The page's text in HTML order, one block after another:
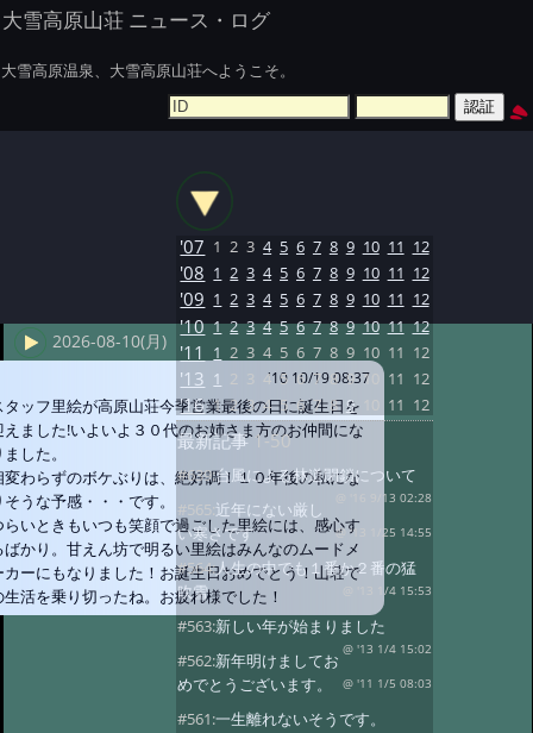
大雪高原山荘 ニュース・ログ
大雪高原温泉、大雪高原山荘へようこそ。
2026-08-10(月)
'10 10/19 08:37
タッフ里絵が高原山荘今季営業最後の日に誕生日を
えました!いよいよ３０代のお姉さま方のお仲間にな
した。
変わらずのボケぶりは、絶好調！１０年後の私にな
そうな予感・・・です。
らいときもいつも笑顔で過ごした里絵には、感心す
ばかり。甘えん坊で明るい里絵はみんなのムードメ
カーにもなりました！お誕生日おめでとう！山荘で
生活を乗り切ったね。お疲れ様でした！
'07 1 2 3 4 5 6 7 8 9 10 11 12
'08 1 2 3 4 5 6 7 8 9 10 11 12
'09 1 2 3 4 5 6 7 8 9 10 11 12
'10 1 2 3 4 5 6 7 8 9 10 11 12
'11 1 2 3 4 5 6 7 8 9 10 11 12
'13 1 2 3 4 5 6 7 8 9 10 11 12
'16 1 2 3 4 5 6 7 8 9 11 12
最新記事1-50
#639:台風による林道閉鎖について
@ '16 9/13 02:28
#565:近年にない厳し
い寒さです
@ '13 1/25 14:55
#564:人生の中でも１番か２番の猛
吹雪
@ '13 1/4 15:53
#563:新しい年が始まりました
@ '13 1/4 15:02
#562:新年明けましてお
めでとうございます。
@ '11 1/5 08:03
#561:一生離れないそうです。